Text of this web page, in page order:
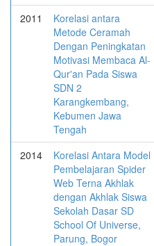
2011
Korelasi antara
Metode Ceramah
Dengan Peningkatan
Motivasi Membaca Al-
Qur'an Pada Siswa
SDN 2
Karangkembang,
Kebumen Jawa
Tengah
2014
Korelasi Antara Model
Pembelajaran Spider
Web Terna Akhlak
dengan Akhlak Siswa
Sekolah Dasar SD
School Of Universe,
Parung, Bogor